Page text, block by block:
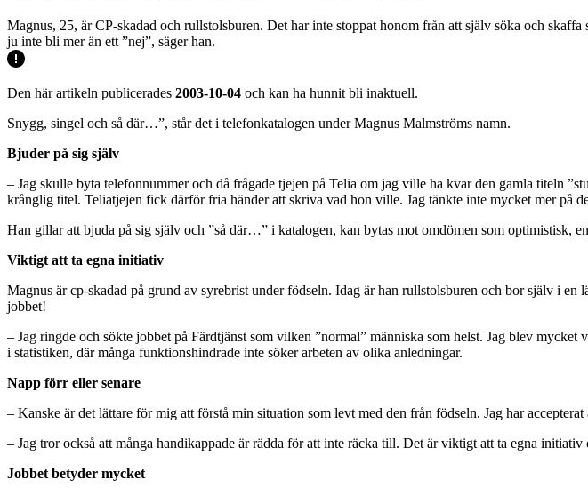
Magnus, 25, är CP-skadad och rullstolsburen. Det har inte stoppat honom från att själv söka och
ju inte bli mer än ett ”nej”, säger han.
Den här artikeln publicerades 2003-10-04 och kan ha hunnit bli inaktuell.
Snygg, singel och så där…”, står det i telefonkatalogen under Magnus Malmströms namn.
Bjuder på sig själv
– Jag skulle byta telefonnummer och då frågade tjejen på Telia om jag ville ha kvar den gamla titeln
krånglig titel. Teliatjejen fick därför fria händer att skriva vad hon ville. Jag tänkte inte mycket mer på
Han gillar att bjuda på sig själv och ”så där…” i katalogen, kan bytas mot omdömen som optimistisk,
Viktigt att ta egna initiativ
Magnus är cp-skadad på grund av syrebrist under födseln. Idag är han rullstolsburen och bor själv i
jobbet!
– Jag ringde och sökte jobbet på Färdtjänst som vilken ”normal” människa som helst. Jag blev
i statistiken, där många funktionshindrade inte söker arbeten av olika anledningar.
Napp förr eller senare
– Kanske är det lättare för mig att förstå min situation som levt med den från födseln. Jag har
– Jag tror också att många handikappade är rädda för att inte räcka till. Det är viktigt att ta egna
Jobbet betyder mycket